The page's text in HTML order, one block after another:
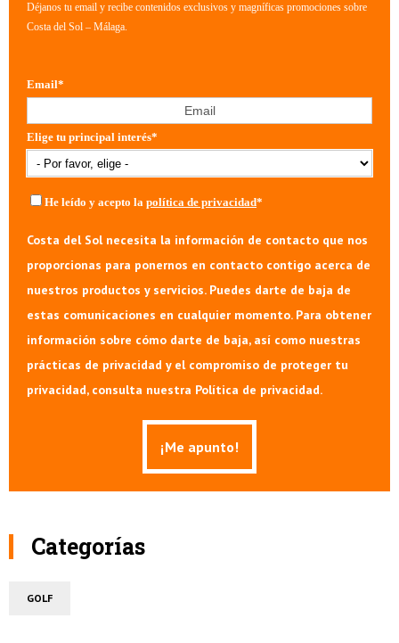
Déjanos tu email y recibe contenidos exclusivos y magníficas promociones sobre
Costa del Sol – Málaga.
Email*
Elige tu principal interés*
He leído y acepto la política de privacidad*
Costa del Sol necesita la información de contacto que nos
proporcionas para ponernos en contacto contigo acerca de
nuestros productos y servicios. Puedes darte de baja de
estas comunicaciones en cualquier momento. Para obtener
información sobre cómo darte de baja, así como nuestras
prácticas de privacidad y el compromiso de proteger tu
privacidad, consulta nuestra Política de privacidad.
Categorías
GOLF